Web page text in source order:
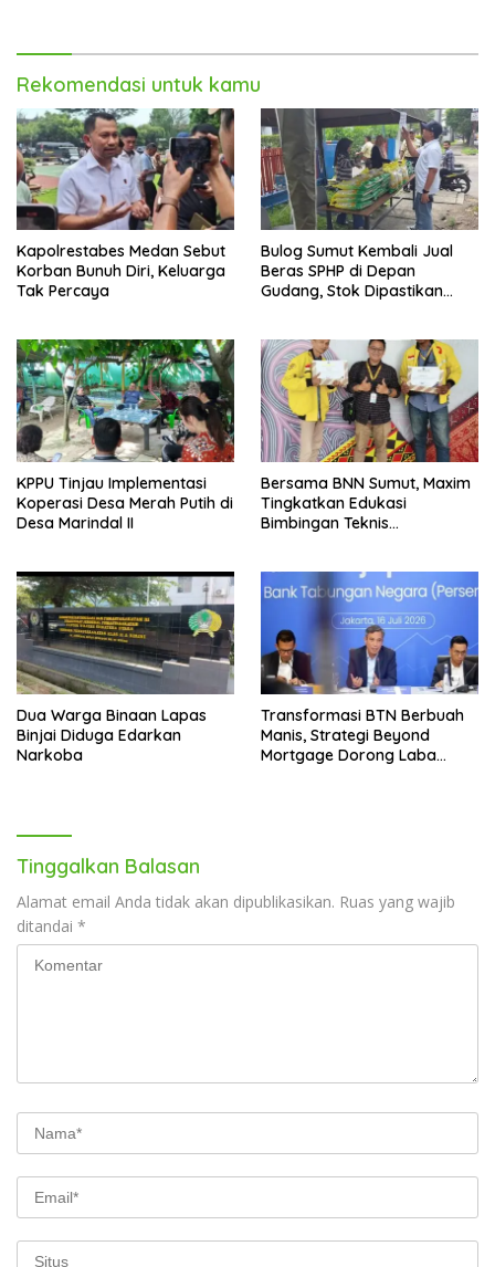
Rekomendasi untuk kamu
Kapolrestabes Medan Sebut
Korban Bunuh Diri, Keluarga
Tak Percaya
Bulog Sumut Kembali Jual
Beras SPHP di Depan
Gudang, Stok Dipastikan
KPPU Tinjau Implementasi
Koperasi Desa Merah Putih di
Desa Marindal II
Bersama BNN Sumut, Maxim
Tingkatkan Edukasi
Bimbingan Teknis
Dua Warga Binaan Lapas
Binjai Diduga Edarkan
Narkoba
Transformasi BTN Berbuah
Manis, Strategi Beyond
Mortgage Dorong Laba
Tinggalkan Balasan
Alamat email Anda tidak akan dipublikasikan. Ruas yang wajib
ditandai *